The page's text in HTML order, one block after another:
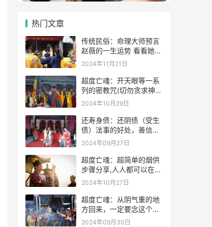
热门文章
传统民俗：命理大师预言
赵薇的一生运势 看看她的
表示
2024年11月21日
超度亡魂：开天眼等一系
列的密教咒(切勿贪求神
通)
2024年10月29日
还寿身债：还阴债（受生
债）法事的好处，善信必
看！
2024年09月27日
超度亡魂：超简单的烟供
步骤分享,人人都可以在家
做烟供
2024年10月27日
超度亡魂：从阴气重的地
方回来，一定要念这个
咒！
2024年09月30日